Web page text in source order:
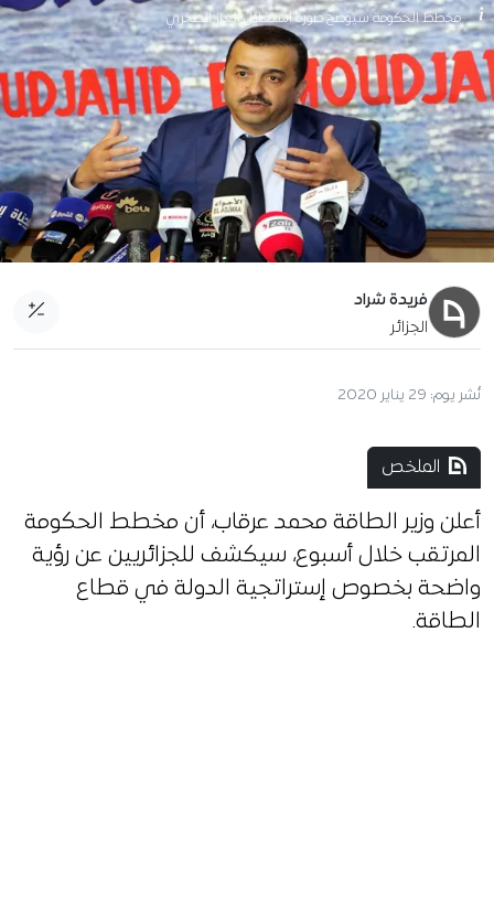
مخطط الحكومة سيوضح صورة استغلال الغاز الصخري
فريدة شراد
الجزائر
نُشر يوم: 29 يناير 2020
الملخص
أعلن وزير الطاقة محمد عرقاب، أن مخطط الحكومة
المرتقب خلال أسبوع، سيكشف للجزائريين عن رؤية
واضحة بخصوص إستراتجية الدولة في قطاع
الطاقة.